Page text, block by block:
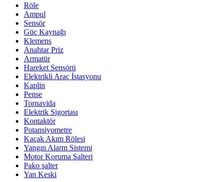
Röle
Ampul
Sensör
Güç Kaynağı
Klemens
Anahtar Priz
Armatür
Hareket Sensörü
Elektrikli Araç İstasyonu
Kaplin
Pense
Tornavida
Elektrik Sigortası
Kontaktör
Potansiyometre
Kaçak Akım Rölesi
Yangın Alarm Sistemi
Motor Koruma Şalteri
Pako şalter
Yan Keski